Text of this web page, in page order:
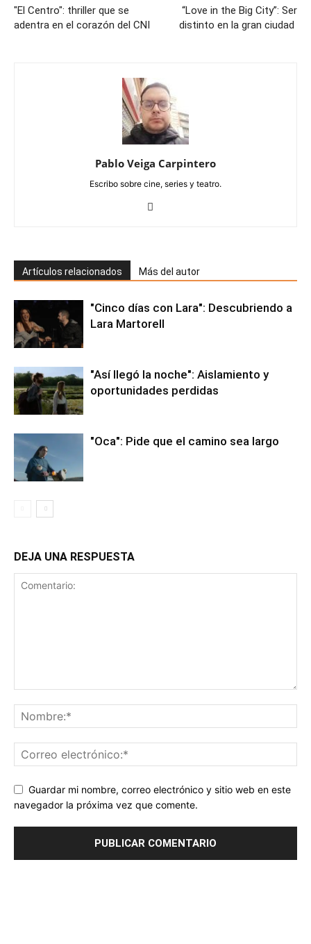
"El Centro": thriller que se
adentra en el corazón del CNI
“Love in the Big City”: Ser
distinto en la gran ciudad
Pablo Veiga Carpintero
Escribo sobre cine, series y teatro.
Artículos relacionados Más del autor
"Cinco días con Lara": Descubriendo a
Lara Martorell
"Así llegó la noche": Aislamiento y
oportunidades perdidas
"Oca": Pide que el camino sea largo
DEJA UNA RESPUESTA
Guardar mi nombre, correo electrónico y sitio web en este
navegador la próxima vez que comente.